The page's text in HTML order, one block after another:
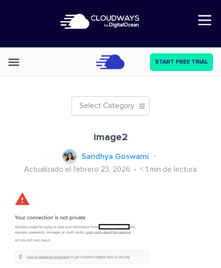
Open Nav
Categories START FREE TRIAL
Select Category
image2
Sandhya Goswami
Actualizado el febrero 23, 2026 < 1 min de lectura